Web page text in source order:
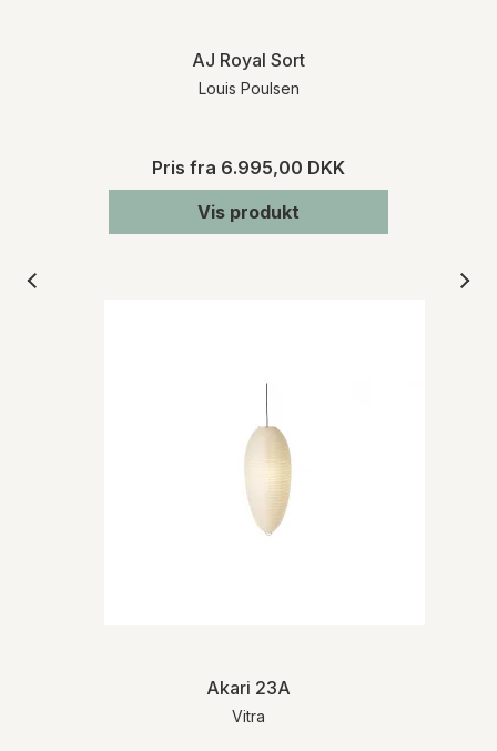
AJ Royal Sort
Louis Poulsen
Pris fra 6.995,00 DKK
Vis produkt
Akari 23A
Vitra